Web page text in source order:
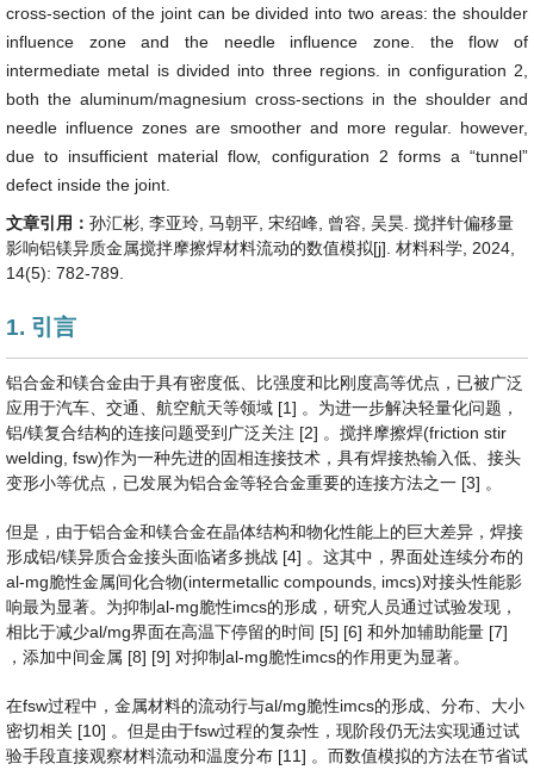
cross-section of the joint can be divided into two areas: the shoulder
influence zone and the needle influence zone. the flow of
intermediate metal is divided into three regions. in configuration 2,
both the aluminum/magnesium cross-sections in the shoulder and
needle influence zones are smoother and more regular. however,
due to insufficient material flow, configuration 2 forms a “tunnel”
defect inside the joint.
文章引用： 孙汇彬, 李亚玲, 马朝平, 宋绍峰, 曾容, 吴昊. 搅拌针偏移量
影响铝镁异质金属搅拌摩擦焊材料流动的数值模拟[j]. 材料科学, 2024,
14(5): 782-789.
1. 引言
铝合金和镁合金由于具有密度低、比强度和比刚度高等优点，已被广泛
应用于汽车、交通、航空航天等领域 [1] 。为进一步解决轻量化问题，
铝/镁复合结构的连接问题受到广泛关注 [2] 。搅拌摩擦焊(friction stir
welding, fsw)作为一种先进的固相连接技术，具有焊接热输入低、接头
变形小等优点，已发展为铝合金等轻合金重要的连接方法之一 [3] 。
但是，由于铝合金和镁合金在晶体结构和物化性能上的巨大差异，焊接
形成铝/镁异质合金接头面临诸多挑战 [4] 。这其中，界面处连续分布的
al-mg脆性金属间化合物(intermetallic compounds, imcs)对接头性能影
响最为显著。为抑制al-mg脆性imcs的形成，研究人员通过试验发现，
相比于减少al/mg界面在高温下停留的时间 [5] [6] 和外加辅助能量 [7]
，添加中间金属 [8] [9] 对抑制al-mg脆性imcs的作用更为显著。
在fsw过程中，金属材料的流动行与al/mg脆性imcs的形成、分布、大小
密切相关 [10] 。但是由于fsw过程的复杂性，现阶段仍无法实现通过试
验手段直接观察材料流动和温度分布 [11] 。而数值模拟的方法在节省试